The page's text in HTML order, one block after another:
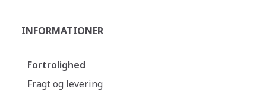
INFORMATIONER
Fortrolighed
Fragt og levering